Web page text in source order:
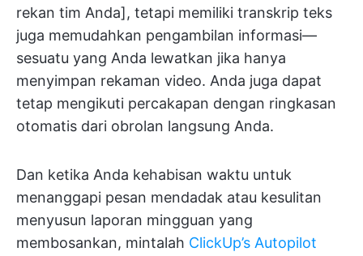
rekan tim Anda], tetapi memiliki transkrip teks
juga memudahkan pengambilan informasi—
sesuatu yang Anda lewatkan jika hanya
menyimpan rekaman video. Anda juga dapat
tetap mengikuti percakapan dengan ringkasan
otomatis dari obrolan langsung Anda.
Dan ketika Anda kehabisan waktu untuk
menanggapi pesan mendadak atau kesulitan
menyusun laporan mingguan yang
membosankan, mintalah ClickUp’s Autopilot